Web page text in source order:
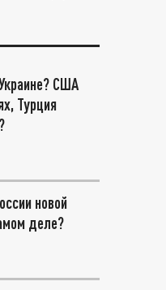
США
Турция
новой
деле?